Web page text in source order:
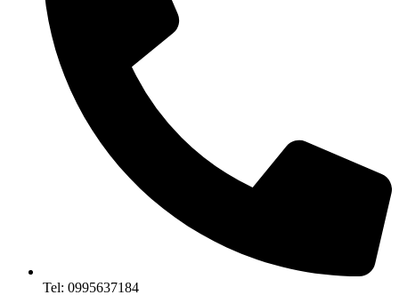
Tel: 0995637184